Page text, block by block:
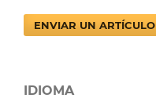
ENVIAR UN ARTÍCULO
IDIOMA